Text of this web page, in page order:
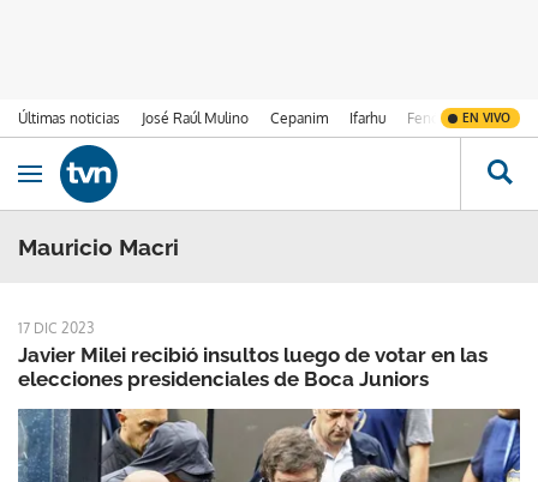
Últimas noticias José Raúl Mulino Cepanim Ifarhu Fenómeno de El
EN VIVO
Ir al contenido
Obrir navegació
Mauricio Macri
17 DIC 2023
Javier Milei recibió insultos luego de votar en las
elecciones presidenciales de Boca Juniors